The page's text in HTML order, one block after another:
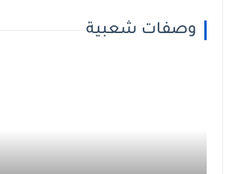
وصفات شعبية